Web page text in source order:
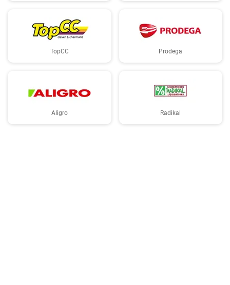
TopCC Prodega
Aligro Radikal